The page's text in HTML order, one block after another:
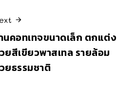
นคอทเทจขนาดเล็ก ตกแต่ง
ยสีเขียวพาสเทล รายล้อม
ยธรรมชาติ